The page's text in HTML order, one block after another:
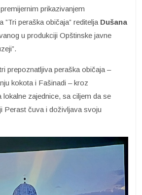
prikazivanjem
”Tri peraška običaja” reditelja Dušana
u produkciji Opštinske javne
prepoznatljiva peraška običaja –
kokota i Fašinadi – kroz
zajednice, sa ciljem da se
Perast čuva i doživljava svoju